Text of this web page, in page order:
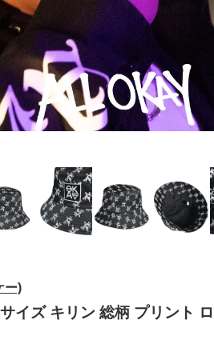
ー)
イズ キリン 総柄 プリント ロ